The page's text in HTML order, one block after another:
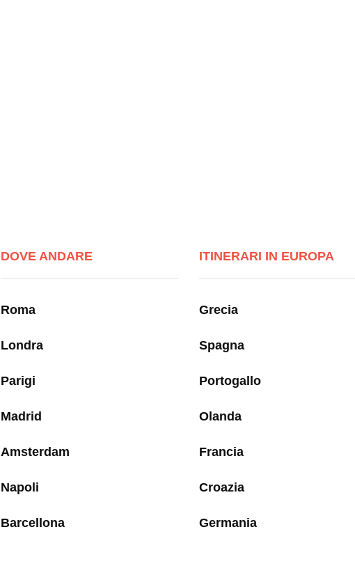
DOVE ANDARE
Roma
Londra
Parigi
Madrid
Amsterdam
Napoli
Barcellona
ITINERARI IN EUROPA
Grecia
Spagna
Portogallo
Olanda
Francia
Croazia
Germania